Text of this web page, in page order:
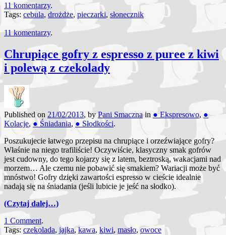
11 komentarzy.
Tags: cebula, drożdże, pieczarki, słonecznik
11 komentarzy.
Chrupiące gofry z espresso z puree z kiwi
i polewą z czekolady
Published on 21/02/2013, by Pani Smacznain ● Ekspresowo, ●
Kolacje, ● Śniadania, ● Słodkości.
Poszukujecie łatwego przepisu na chrupiące i orzeźwiające gofry?
Właśnie na niego trafiliście! Oczywiście, klasyczny smak gofrów
jest cudowny, do tego kojarzy się z latem, beztroską, wakacjami nad
morzem… Ale czemu nie pobawić się smakiem? Wariacji może być
mnóstwo! Gofry dzięki zawartości espresso w cieście idealnie
nadają się na śniadania (jeśli lubicie je jeść na słodko).
(Czytaj dalej…)
1 Comment.
Tags: czekolada, jajka, kawa, kiwi, masło, owoce